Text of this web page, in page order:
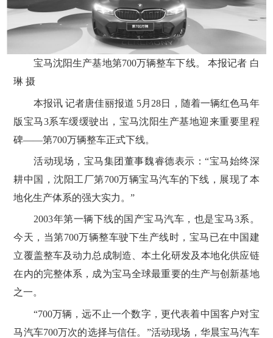
宝马沈阳生产基地第700万辆整车下线。 本报记者 白
琳 摄
本报讯 记者唐佳丽报道 5月28日，随着一辆红色马年
版宝马3系车缓缓驶出，宝马沈阳生产基地迎来重要里程
碑——第700万辆整车正式下线。
活动现场，宝马集团董事魏睿德表示：“宝马始终深
耕中国，沈阳工厂第700万辆宝马汽车的下线，展现了本
地化生产体系的强大实力。”
2003年第一辆下线的国产宝马汽车，也是宝马3系。
今天，当第700万辆整车驶下生产线时，宝马已在中国建
立覆盖整车及动力总成制造、本土化研发及本地化供应链
在内的完整体系，成为宝马全球最重要的生产与创新基地
之一。
“700万辆，远不止一个数字，更代表着中国客户对宝
马汽车700万次的选择与信任。”活动现场，华晨宝马汽车